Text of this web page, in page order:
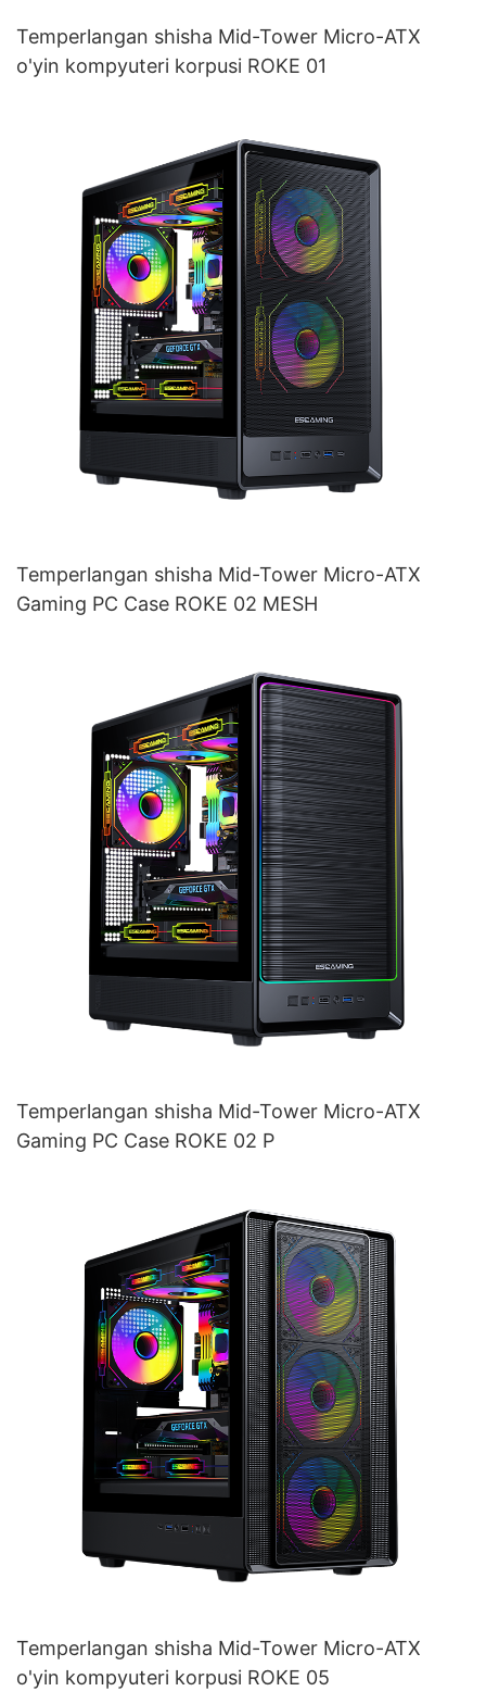
Temperlangan shisha Mid-Tower Micro-ATX
o'yin kompyuteri korpusi ROKE 01
Temperlangan shisha Mid-Tower Micro-ATX
Gaming PC Case ROKE 02 MESH
Temperlangan shisha Mid-Tower Micro-ATX
Gaming PC Case ROKE 02 P
Temperlangan shisha Mid-Tower Micro-ATX
o'yin kompyuteri korpusi ROKE 05